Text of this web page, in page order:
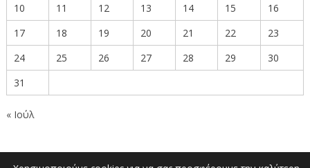
10
11 12 13 14 15
16
17
18 19 20 21 22
23
24
25 26 27 28 29
30
31
« Ιούλ